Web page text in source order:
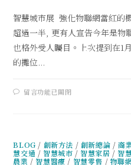
智慧城市展 強化物聯網當紅的
超過一半, 更有人宣告今年是物
也格外受人矚目。上次提到在1
的攤位...
留言功能已關閉
BLOG / 創新方法 / 創新總論 /商
慧交通 /智慧城市 /智慧家居 /智
農業 /智慧醫療 / 智慧零售 / 物聯